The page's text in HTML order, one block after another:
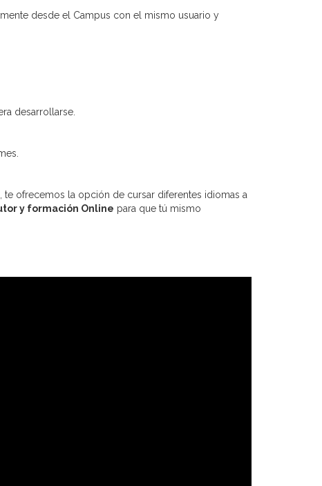
desde el Campus con el mismo usuario y
desarrollarse.
te ofrecemos la opción de cursar diferentes idiomas a
y formación Online para que tú mismo